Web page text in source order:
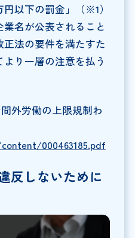
以下の罰金」（※1）
名が公表されること
法の要件を満たすた
り一層の注意を払う
外労働の上限規制わ
000463185.pdf
反しないために